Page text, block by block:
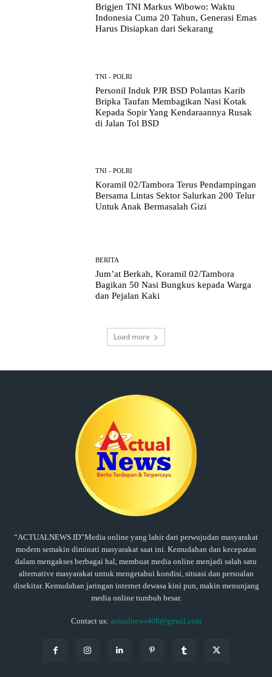
Brigjen TNI Markus Wibowo: Waktu
Indonesia Cuma 20 Tahun, Generasi Emas
Harus Disiapkan dari Sekarang
TNI - POLRI
Personil Induk PJR BSD Polantas Karib
Bripka Taufan Membagikan Nasi Kotak
Kepada Sopir Yang Kendaraannya Rusak
di Jalan Tol BSD
TNI - POLRI
Koramil 02/Tambora Terus Pendampingan
Bersama Lintas Sektor Salurkan 200 Telur
Untuk Anak Bermasalah Gizi
BERITA
Jum’at Berkah, Koramil 02/Tambora
Bagikan 50 Nasi Bungkus kepada Warga
dan Pejalan Kaki
Load more
“ACTUALNEWS.ID”Media online yang lahir dari perwujudan masyarakat
modern semakin diminati masyarakat saat ini. Kemudahan dan kecepatan
dalam mengakses berbagai hal, membuat media online menjadi salah satu
alternative masyarakat untuk mengetahui kondisi, situasi dan persoalan
disekitar. Kemudahan jaringan internet dewasa kini pun, makin menunjang
media online tumbuh besar.
Contact us: actualnews408@gmail.com